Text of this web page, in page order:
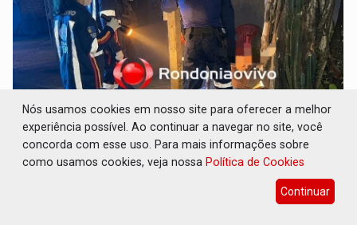
TRIBUNAL DO CRIME: Homem é espancado
Nós usamos cookies em nosso site para oferecer a melhor
experiência possível. Ao continuar a navegar no site, você
concorda com esse uso. Para mais informações sobre
como usamos cookies, veja nossa Política de Cookies
Continuar